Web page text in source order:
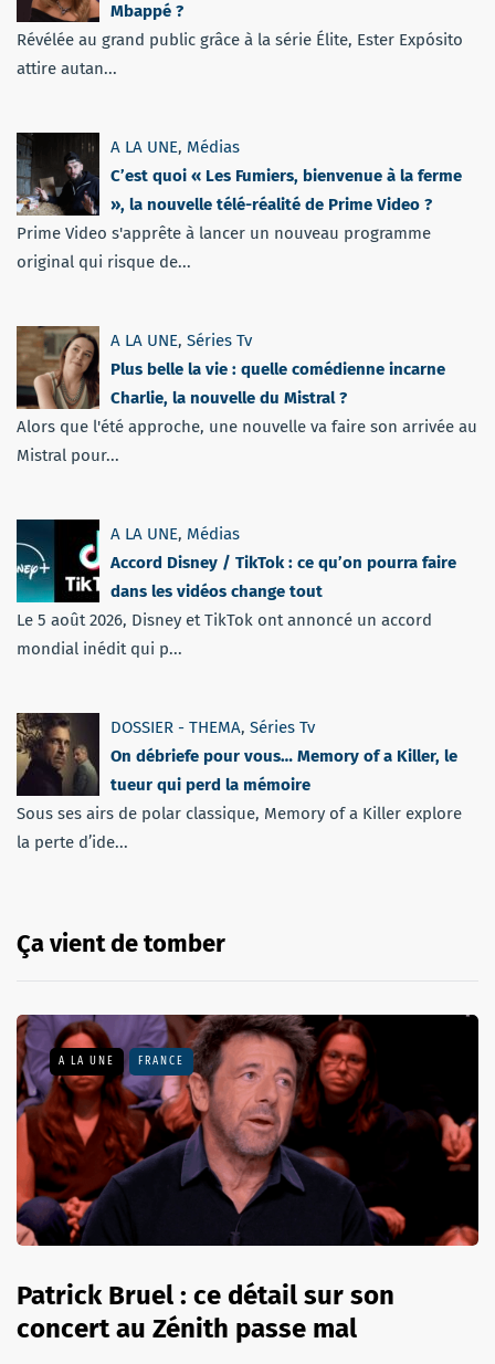
Mbappé ?
Révélée au grand public grâce à la série Élite, Ester Expósito
attire autan...
A LA UNE, Médias
C’est quoi « Les Fumiers, bienvenue à la ferme
», la nouvelle télé-réalité de Prime Video ?
Prime Video s'apprête à lancer un nouveau programme
original qui risque de...
A LA UNE, Séries Tv
Plus belle la vie : quelle comédienne incarne
Charlie, la nouvelle du Mistral ?
Alors que l'été approche, une nouvelle va faire son arrivée au
Mistral pour...
A LA UNE, Médias
Accord Disney / TikTok : ce qu’on pourra faire
dans les vidéos change tout
Le 5 août 2026, Disney et TikTok ont annoncé un accord
mondial inédit qui p...
DOSSIER - THEMA, Séries Tv
On débriefe pour vous… Memory of a Killer, le
tueur qui perd la mémoire
Sous ses airs de polar classique, Memory of a Killer explore
la perte d’ide...
Ça vient de tomber
A LA UNE FRANCE
Patrick Bruel : ce détail sur son
concert au Zénith passe mal